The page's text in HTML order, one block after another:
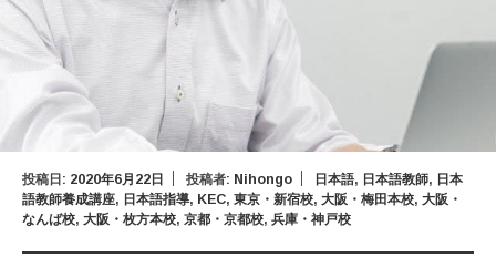
投稿日: 2020年6月22日 投稿者: Nihongo 日本語, 日本語教師, 日本
語教師養成講座, 日本語指導, KEC, 東京・新宿校, 大阪・梅田本校, 大阪・
なんば校, 大阪・枚方本校, 京都・京都校, 兵庫・神戸校